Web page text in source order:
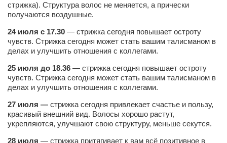
стрижка). Структура волос не меняется, а прически
получаются воздушные.
24 июля с 17.30 — стрижка сегодня повышает остроту
чувств. Стрижка сегодня может стать вашим талисманом в
делах и улучшить отношения с коллегами.
25 июля до 18.36 — стрижка сегодня повышает остроту
чувств. Стрижка сегодня может стать вашим талисманом в
делах и улучшить отношения с коллегами.
27 июля — стрижка сегодня привлекает счастье и пользу,
красивый внешний вид. Волосы хорошо растут,
укрепляются, улучшают свою структуру, меньше секутся.
28 июля — стрижка притягивает к вам всё позитивное в